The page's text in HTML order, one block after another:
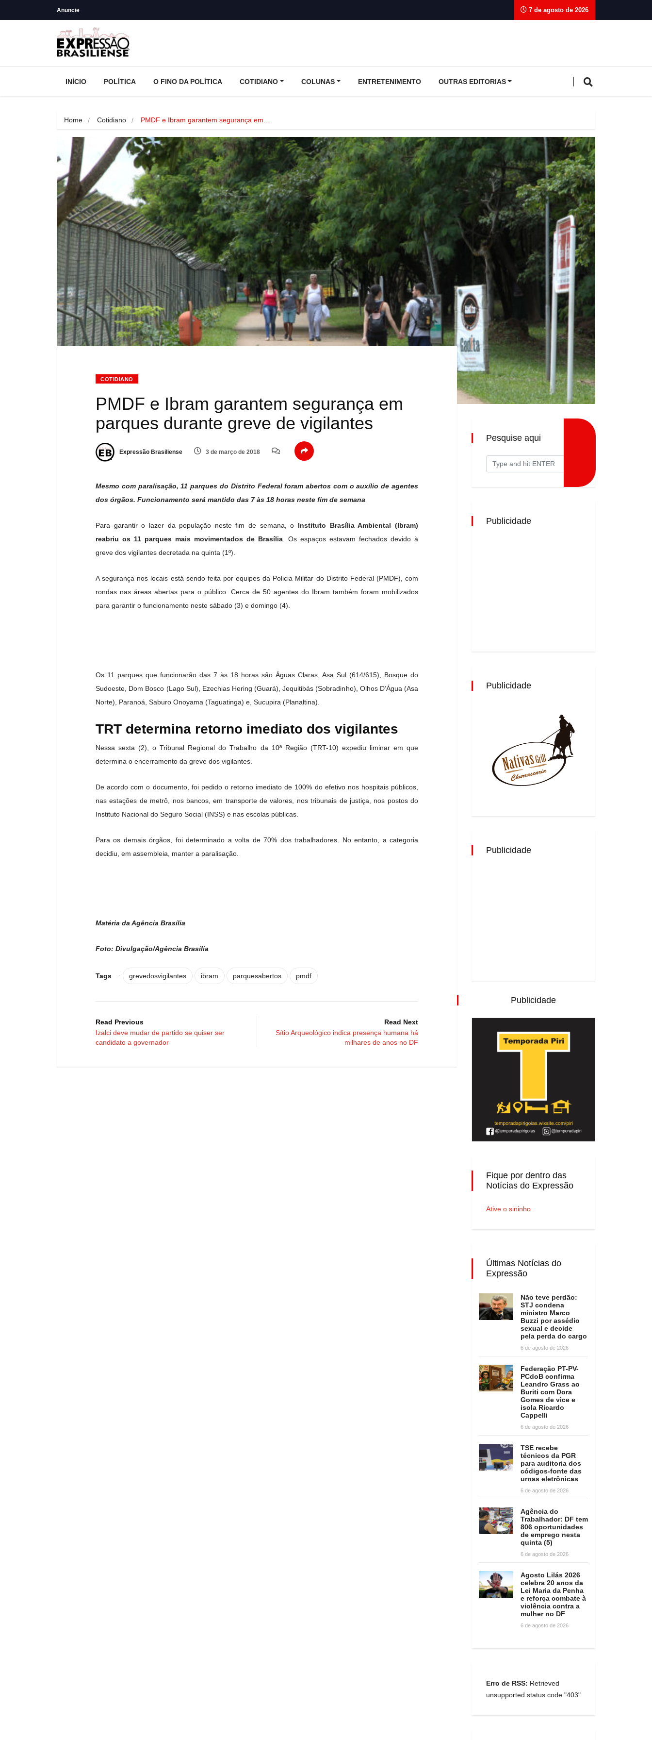
Anuncie 7 de agosto de 2026
INÍCIO POLÍTICA O FINO DA POLÍTICA COTIDIANO COLUNAS ENTRETENIMENTO OUTRAS EDITORIAS
Home Cotidiano PMDF e Ibram garantem segurança em…
COTIDIANO
PMDF e Ibram garantem segurança em
parques durante greve de vigilantes
Expressão Brasiliense 3 de março de 2018
Mesmo com paralisação, 11 parques do Distrito Federal foram abertos com o auxílio de agentes
dos órgãos. Funcionamento será mantido das 7 às 18 horas neste fim de semana
Para garantir o lazer da população neste fim de semana, o Instituto Brasília Ambiental (Ibram)
reabriu os 11 parques mais movimentados de Brasília . Os espaços estavam fechados devido à
greve dos vigilantes decretada na quinta (1º).
A segurança nos locais está sendo feita por equipes da Policia Militar do Distrito Federal (PMDF), com
rondas nas áreas abertas para o público. Cerca de 50 agentes do Ibram também foram mobilizados
para garantir o funcionamento neste sábado (3) e domingo (4).
Os 11 parques que funcionarão das 7 às 18 horas são Águas Claras, Asa Sul (614/615), Bosque do
Sudoeste, Dom Bosco (Lago Sul), Ezechias Hering (Guará), Jequitibás (Sobradinho), Olhos D’Água (Asa
Norte), Paranoá, Saburo Onoyama (Taguatinga) e, Sucupira (Planaltina).
TRT determina retorno imediato dos vigilantes
Nessa sexta (2), o Tribunal Regional do Trabalho da 10ª Região (TRT-10) expediu liminar em que
determina o encerramento da greve dos vigilantes.
De acordo com o documento, foi pedido o retorno imediato de 100% do efetivo nos hospitais públicos,
nas estações de metrô, nos bancos, em transporte de valores, nos tribunais de justiça, nos postos do
Instituto Nacional do Seguro Social (INSS) e nas escolas públicas.
Para os demais órgãos, foi determinado a volta de 70% dos trabalhadores. No entanto, a categoria
decidiu, em assembleia, manter a paralisação.
Matéria da Agência Brasília
Foto: Divulgação/Agência Brasília
Tags : grevedosvigilantes ibram parquesabertos pmdf
Read Previous
Izalci deve mudar de partido se quiser ser
candidato a governador
Read Next
Sítio Arqueológico indica presença humana há
milhares de anos no DF
Pesquise aqui
Publicidade
Publicidade
Publicidade
Publicidade
Fique por dentro das
Notícias do Expressão
Ative o sininho
Últimas Notícias do
Expressão
Não teve perdão:
STJ condena
ministro Marco
Buzzi por assédio
sexual e decide
pela perda do cargo
6 de agosto de 2026
Federação PT-PV-
PCdoB confirma
Leandro Grass ao
Buriti com Dora
Gomes de vice e
isola Ricardo
Cappelli
6 de agosto de 2026
TSE recebe
técnicos da PGR
para auditoria dos
códigos-fonte das
urnas eletrônicas
6 de agosto de 2026
Agência do
Trabalhador: DF tem
806 oportunidades
de emprego nesta
quinta (5)
6 de agosto de 2026
Agosto Lilás 2026
celebra 20 anos da
Lei Maria da Penha
e reforça combate à
violência contra a
mulher no DF
6 de agosto de 2026
Erro de RSS: Retrieved
unsupported status code "403"